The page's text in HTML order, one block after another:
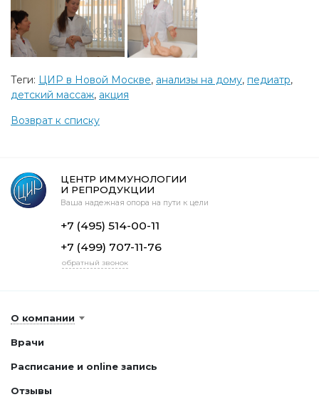
Теги: ЦИР в Новой Москве, анализы на дому, педиатр,
детский массаж, акция
Возврат к списку
ЦЕНТР ИММУНОЛОГИИ
И РЕПРОДУКЦИИ
Ваша надежная опора на пути к цели
+7 (495) 514-00-11
+7 (499) 707-11-76
обратный звонок
О компании
Врачи
Расписание и online запись
Отзывы